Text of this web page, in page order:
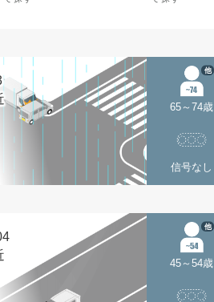
65～74歳
他
信号なし
45～54歳
他